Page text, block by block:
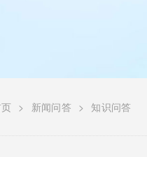
> 新闻问答 > 知识问答